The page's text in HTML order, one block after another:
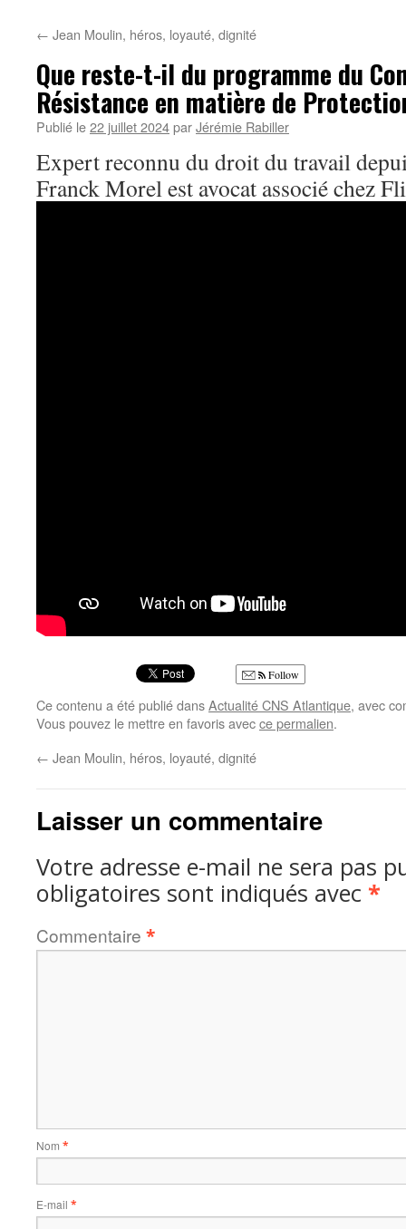
← Jean Moulin, héros, loyauté, dignité
Que reste-t-il du programme du
Résistance en matière de
Publié le22 juillet 2024parJérémie Rabiller
Expert reconnu du droit du travail
Franck Morel est avocat associé chez
Follow
Ce contenu a été publié dansActualité CNS Atlantique, avec
Vous pouvez le mettre en favoris avecce permalien.
← Jean Moulin, héros, loyauté, dignité
Laisser un commentaire
Votre adresse e-mail ne sera pas
obligatoires sont indiqués avec *
Commentaire *
Nom *
E-mail *